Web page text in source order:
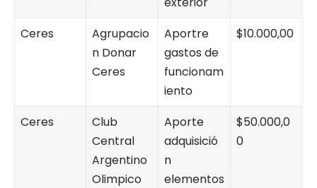
Ceres
Agrupacio
n Donar
Ceres
Aportre
gastos de
funcionam
iento
$10.000,00
Ceres
Club
Central
Argentino
Olimpico
Aporte
adquisició
n
elementos
$50.000,0
0